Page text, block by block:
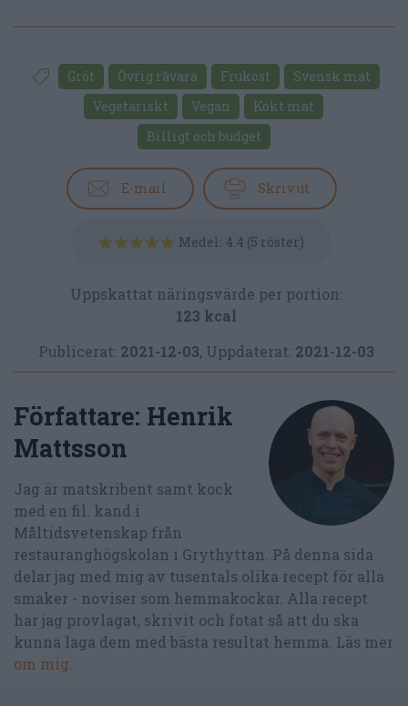
Gröt Övrig råvara Frukost
Svensk mat
Vegetariskt
Vegan
Kokt mat
Billigt och budget
E-mail Skriv ut
Medel: 4.4 (5 röster)
Uppskattat näringsvärde per portion:
123 kcal
Publicerat: 2021-12-03, Uppdaterat: 2021-12-03
Författare: Henrik
Mattsson
Jag är matskribent samt kock
med en fil. kand i
Måltidsvetenskap från
restauranghögskolan i Grythyttan. På denna sida
delar jag med mig av tusentals olika recept för alla
smaker - noviser som hemmakockar. Alla recept
har jag provlagat, skrivit och fotat så att du ska
kunna laga dem med bästa resultat hemma. Läs mer
om mig